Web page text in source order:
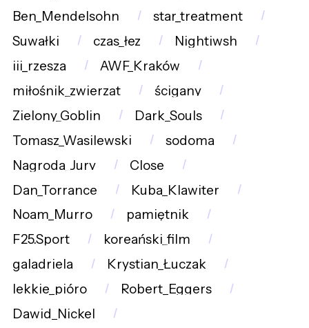
Ben_Mendelsohn
star_treatment
Suwałki
czas_łez
Nightiwsh
iii_rzesza
AWF_Kraków
miłośnik_zwierząt
ścigany
Zielony_Goblin
Dark_Souls
Tomasz_Wasilewski
sodoma
Nagroda_Jury
Close
Dan_Torrance
Kuba_Klawiter
Noam_Murro
pamiętnik
F25.Sport
koreański_film
galadriela
Krystian_Łuczak
lekkie_pióro
Robert_Eggers
Dawid_Nickel